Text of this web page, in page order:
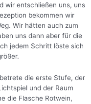
wir entschließen uns, uns
bekommen wir
Wir hätten auch zum
uns dann aber für die
jedem Schritt löste sich
die erste Stufe, der
und der Raum
die Flasche Rotwein,